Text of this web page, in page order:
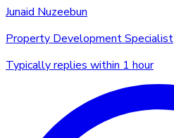
Junaid Nuzeebun
Property Development Specialist
Typically replies within 1 hour